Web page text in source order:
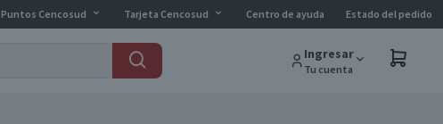
Puntos Cencosud Tarjeta Cencosud Centro de ayuda Estado del pedido
Ingresar
Tu cuenta